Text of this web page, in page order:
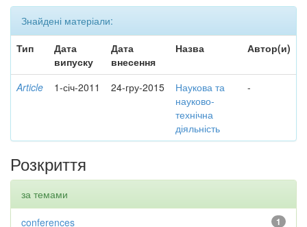
Знайдені матеріали:
Тип
Дата
випуску
Дата
внесення
Назва Автор(и)
Article 1-січ-2011 24-гру-2015
Наукова та
науково-
технічна
діяльність
-
Розкриття
за темами
1
conferences